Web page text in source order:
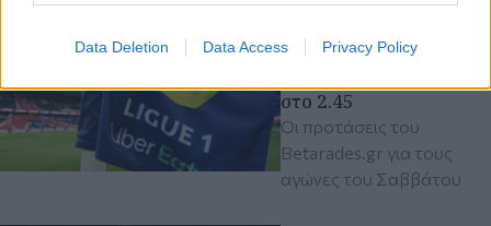
Data Deletion Data Access Privacy Policy
πριν 2 ώρες
τα Over σε Γαλλία και
στο 2.45
Οι προτάσεις του
Betarades.gr για τους
αγώνες του Σαββάτου